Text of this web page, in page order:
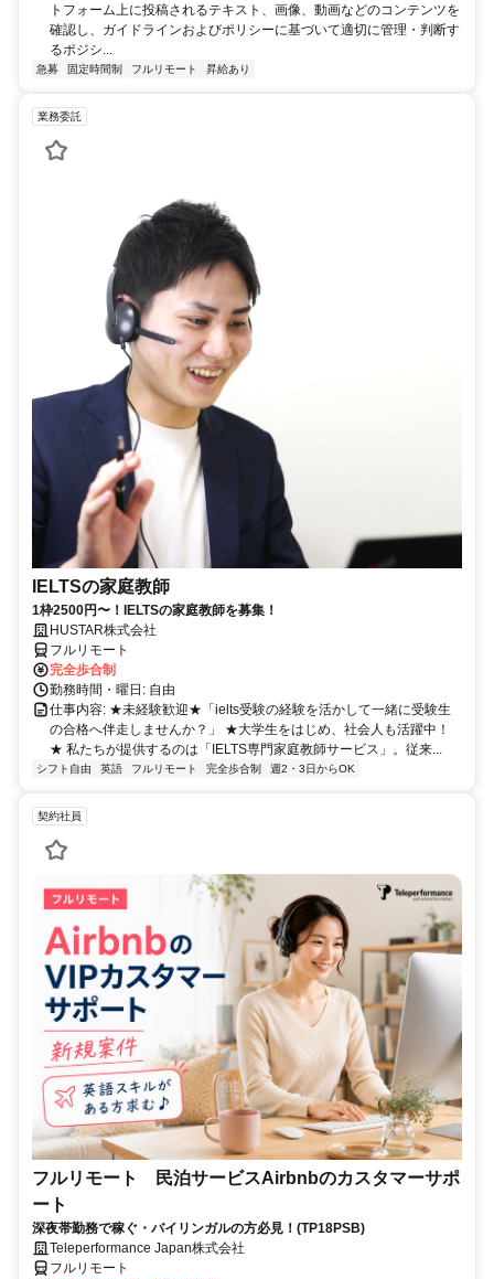
トフォーム上に投稿されるテキスト、画像、動画などのコンテンツを
確認し、ガイドラインおよびポリシーに基づいて適切に管理・判断す
るポジシ...
急募 固定時間制 フルリモート 昇給あり
業務委託
IELTSの家庭教師
1枠2500円〜！IELTSの家庭教師を募集！
HUSTAR株式会社
フルリモート
完全歩合制
勤務時間・曜日: 自由
仕事内容: ★未経験歓迎★「ielts受験の経験を活かして一緒に受験生
の合格へ伴走しませんか？」 ★大学生をはじめ、社会人も活躍中！
★ 私たちが提供するのは「IELTS専門家庭教師サービス」。従来...
シフト自由 英語 フルリモート 完全歩合制 週2・3日からOK
契約社員
フルリモート 民泊サービスAirbnbのカスタマーサポ
ート
深夜帯勤務で稼ぐ・バイリンガルの方必見！(TP18PSB)
Teleperformance Japan株式会社
フルリモート